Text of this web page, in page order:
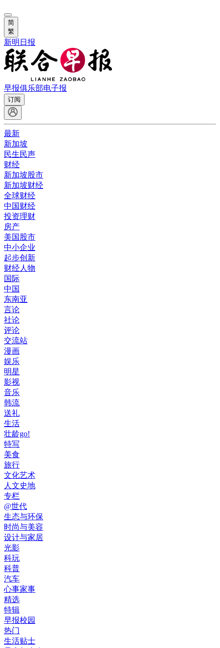
简
繁
新明日报
早报俱乐部电子报
订阅
最新
新加坡
民生民声
财经
新加坡股市
新加坡财经
全球财经
中国财经
投资理财
房产
美国股市
中小企业
起步创新
财经人物
国际
中国
东南亚
言论
社论
评论
交流站
漫画
娱乐
明星
影视
音乐
韩流
送礼
生活
壮龄go!
特写
美食
旅行
文化艺术
人文史地
专栏
@世代
生态与环保
时尚与美容
设计与家居
光影
科玩
科普
汽车
心事家事
精选
特辑
早报校园
热门
生活贴士